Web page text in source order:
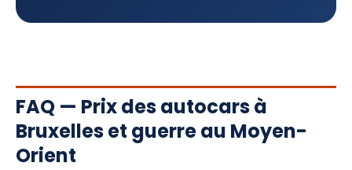
FAQ — Prix des autocars à
Bruxelles et guerre au Moyen-
Orient